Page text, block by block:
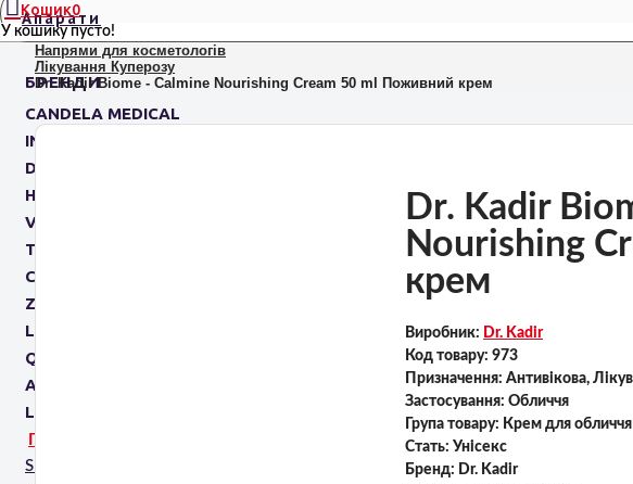
Апарати
БРЕНДИ
CANDELA MEDICAL
INMODE
DELEO
HIRONIC
VENUS CONCEPT
TAVTECH
CLARTEIS
ZIMMER
LEONARDO
QUANTIFICARE
AROSHA
LEASEIR
ПРИЗНАЧЕННЯ
SPA капсули
Кошик0
У кошику пусто!
Напрями для косметологів
Лікування Куперозу
Dr. Kadir Biome - Calmine Nourishing Cream 50 ml Поживний крем
Dr. Kadir
Nourishing
крем
Виробник: Dr. Kadir
Код товару: 973
Призначення: Антивікова,
Застосування: Обличчя
Група товару: Крем для обличчя
Стать: Унісекс
Бренд: Dr. Kadir